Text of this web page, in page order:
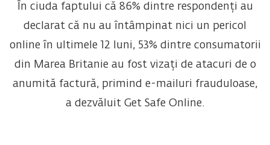
În ciuda faptului că 86% dintre respondenți au
declarat că nu au întâmpinat nici un pericol
online în ultimele 12 luni, 53% dintre consumatorii
din Marea Britanie au fost vizați de atacuri de o
anumită factură, primind e-mailuri frauduloase,
a dezvăluit Get Safe Online.